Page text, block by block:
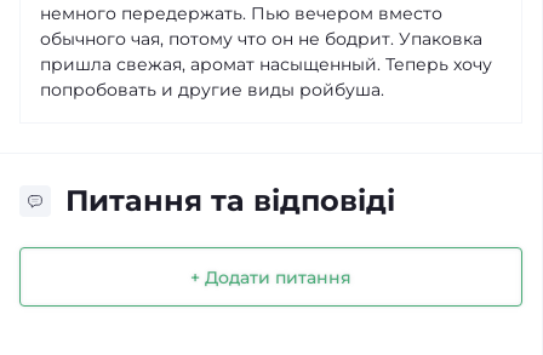
немного передержать. Пью вечером вместо
обычного чая, потому что он не бодрит. Упаковка
пришла свежая, аромат насыщенный. Теперь хочу
попробовать и другие виды ройбуша.
Питання та відповіді
+ Додати питання